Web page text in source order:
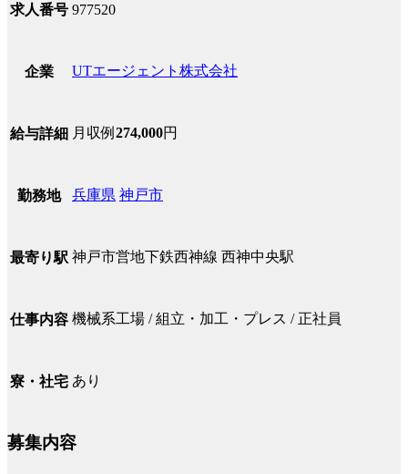
求人番号 977520
企業 UTエージェント株式会社
給与詳細 月収例 274,000円
勤務地 兵庫県 神戸市
最寄り駅 神戸市営地下鉄西神線 西神中央駅
仕事内容 機械系工場 / 組立・加工・プレス / 正社員
寮・社宅 あり
募集内容